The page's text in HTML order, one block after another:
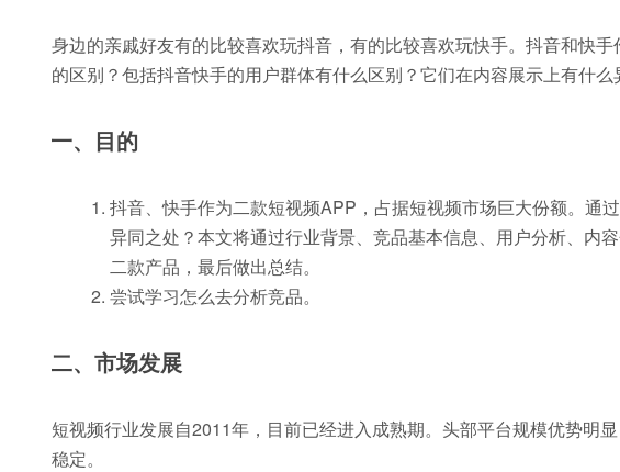
身边的亲戚好友有的比较喜欢玩抖音，有的比较喜欢玩快手。抖音和快
的区别？包括抖音快手的用户群体有什么区别？它们在内容展示上有什么
一、目的
抖音、快手作为二款短视频APP，占据短视频市场巨大份额。通
异同之处？本文将通过行业背景、竞品基本信息、用户分析、内
二款产品，最后做出总结。
尝试学习怎么去分析竞品。
二、市场发展
短视频行业发展自2011年，目前已经进入成熟期。头部平台规模优势明
稳定。